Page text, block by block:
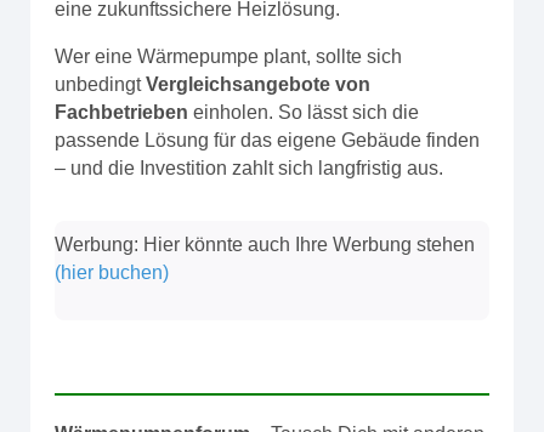
eine zukunftssichere Heizlösung.
Wer eine Wärmepumpe plant, sollte sich
unbedingtVergleichsangebote von
Fachbetrieben einholen. So lässt sich die
passende Lösung für das eigene Gebäude finden
– und die Investition zahlt sich langfristig aus.
Werbung: Hier könnte auch Ihre Werbung stehen
(hier buchen)